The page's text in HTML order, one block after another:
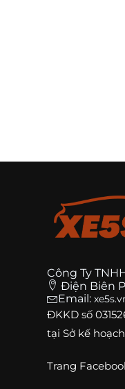
Công Ty
Điện Biên
Email:
ĐKKD số
tại Sở kế
Trang